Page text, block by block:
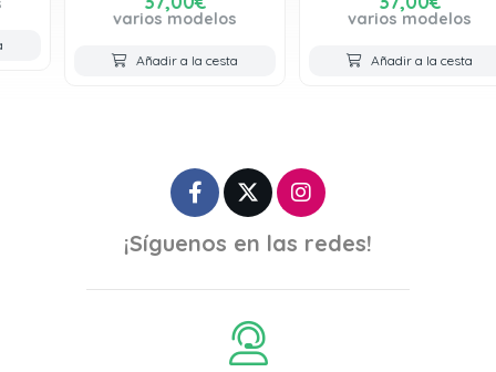
varios modelos
Añadir a la cesta
varios modelos
Añadir a la cesta
¡Síguenos en las redes!